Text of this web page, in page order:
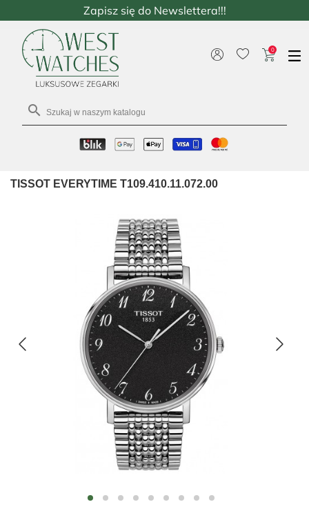

0
Zapisz się do Newslettera!!!
TISSOT EVERYTIME T109.410.11.072.00